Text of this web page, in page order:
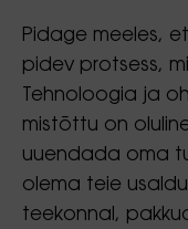
Pidage meeles,
pidev protsess,
Tehnoloogia ja
mistõttu on
uuendada oma
olema teie
teekonnal,